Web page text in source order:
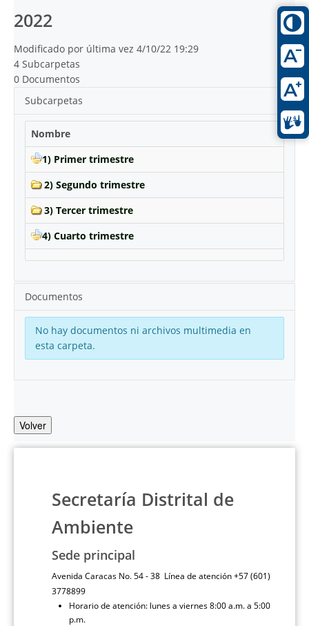
2022
Modificado por última vez 4/10/22 19:29
4 Subcarpetas
0 Documentos
Subcarpetas
Nombre
1) Primer trimestre
2) Segundo trimestre
3) Tercer trimestre
4) Cuarto trimestre
Documentos
No hay documentos ni archivos multimedia en
esta carpeta.
Volver
Secretaría Distrital de
Ambiente
Sede principal
Avenida Caracas No. 54 - 38 Línea de atención +57 (601)
3778899
Horario de atención: lunes a viernes 8:00 a.m. a 5:00
p.m.